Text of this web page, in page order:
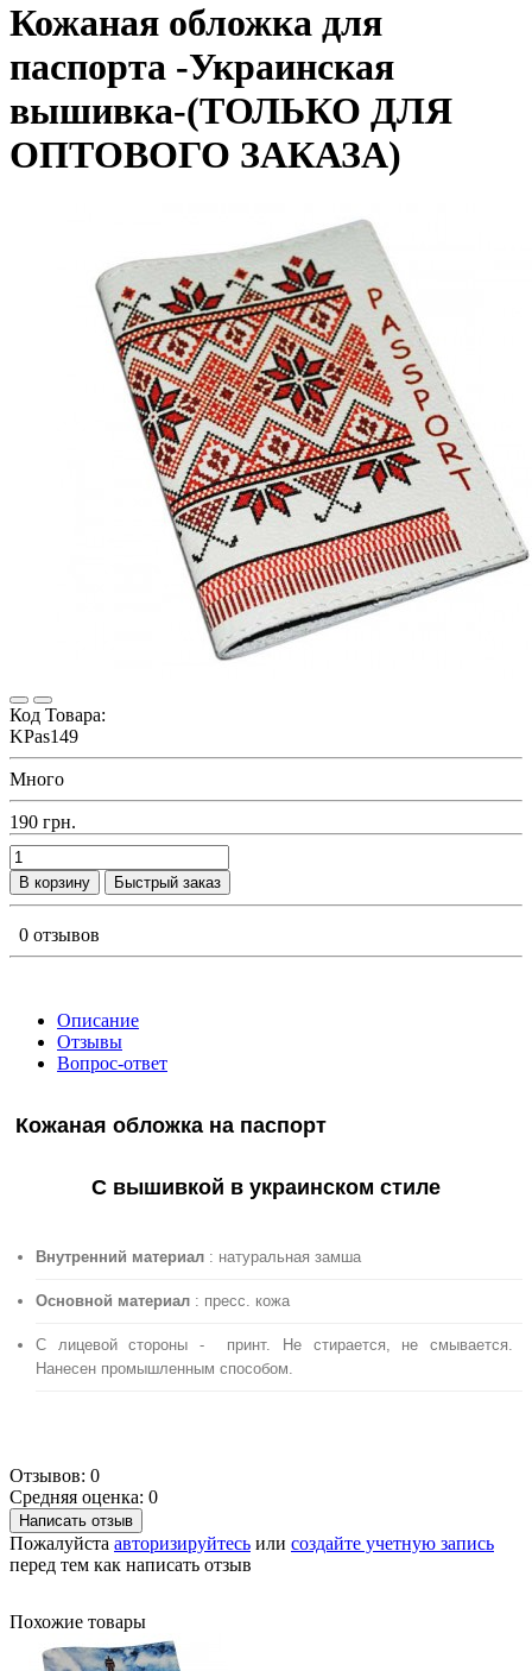
Кожаная обложка для
паспорта -Украинская
вышивка-(ТОЛЬКО ДЛЯ
ОПТОВОГО ЗАКАЗА)
Код Товара:
KPas149
Много
190 грн.
В корзину Быстрый заказ
0 отзывов
Описание
Отзывы
Вопрос-ответ
Кожаная обложка на паспорт
С вышивкой в украинском стиле
Внутренний материал : натуральная замша
Основной материал : пресс. кожа
С лицевой стороны - принт. Не стирается, не смывается.
Нанесен промышленным способом.
Отзывов: 0
Средняя оценка: 0
Написать отзыв
Пожалуйста авторизируйтесь или создайте учетную запись
перед тем как написать отзыв
Похожие товары